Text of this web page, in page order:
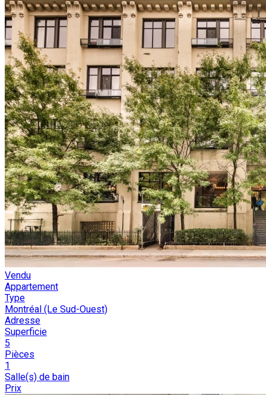
Vendu
Appartement
Type
Montréal (Le Sud-Ouest)
Adresse
Superficie
5
Pièces
1
Salle(s) de bain
Prix